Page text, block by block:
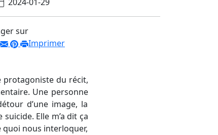
2024-01-29
sur
Imprimer
protagoniste du récit,
Une personne
d’une image, la
Elle m’a dit ça
quoi nous interloquer,